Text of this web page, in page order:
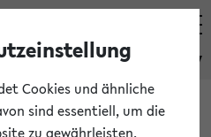
eKVV
Räume
Cookies und ähnliche
sind essentiell, um die
zu gewährleisten,